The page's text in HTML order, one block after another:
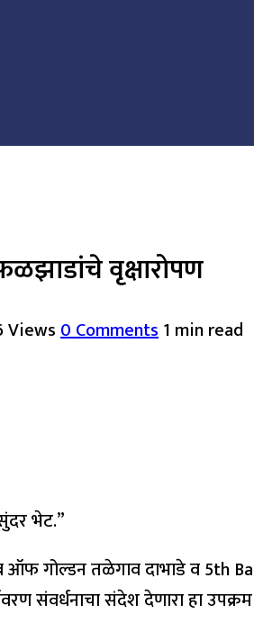
वृक्षारोपण
Views0 Comments1 min read
भेट.”
ऑफ गोल्डन तळेगाव दाभाडे व 5th
संवर्धनाचा संदेश देणारा हा